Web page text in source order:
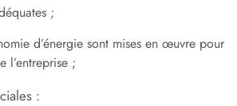
;
d’énergie sont mises en œuvre pour
l’entreprise ;
: